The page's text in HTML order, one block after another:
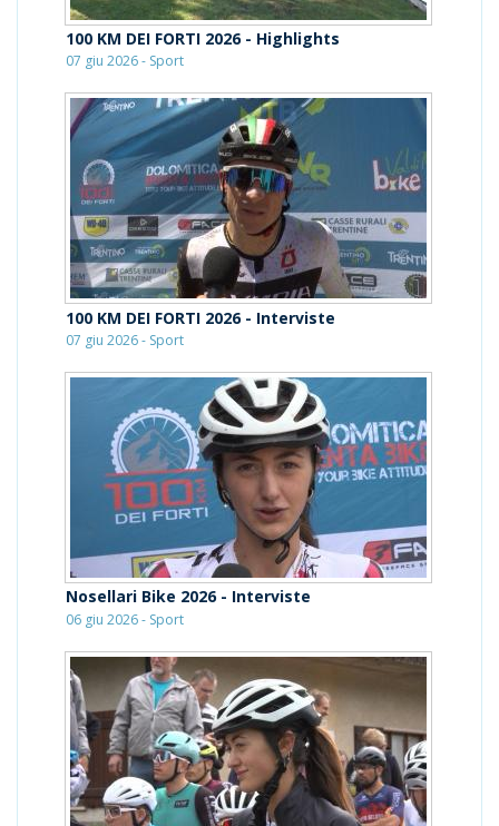
100 KM DEI FORTI 2026 - Highlights
07 giu 2026 - Sport
100 KM DEI FORTI 2026 - Interviste
07 giu 2026 - Sport
Nosellari Bike 2026 - Interviste
06 giu 2026 - Sport